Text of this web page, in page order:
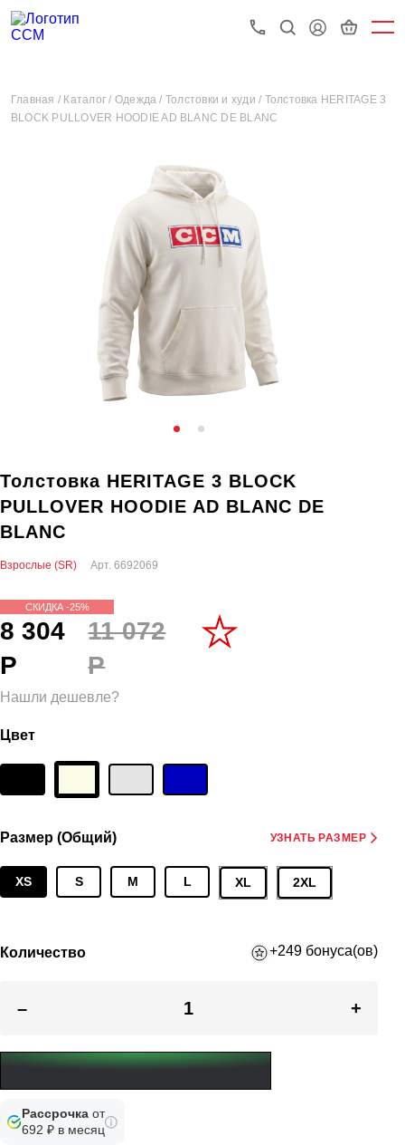
Главная / Каталог / Одежда / Толстовки и худи / Толстовка HERITAGE 3
BLOCK PULLOVER HOODIE AD BLANC DE BLANC
Толстовка HERITAGE 3 BLOCK
PULLOVER HOODIE AD BLANC DE
BLANC
Взрослые (SR) Арт. 6692069
СКИДКА -25%
8 304
Р
11 072
Р
Нашли дешевле?
Цвет
Размер (Общий) УЗНАТЬ РАЗМЕР
XS S M L XL 2XL
Количество +249 бонуса(ов)
– +
Рассрочка от
692 ₽ в месяц